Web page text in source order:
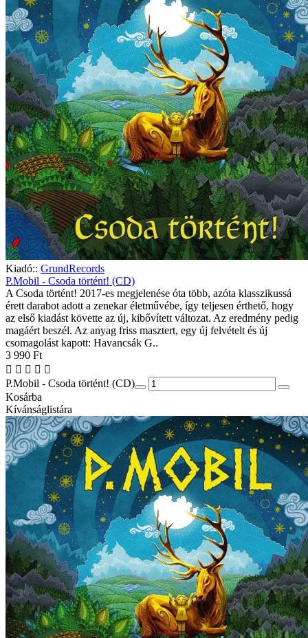
Kiadó:: GrundRecords
P.Mobil - Csoda történt! (CD)
A Csoda történt! 2017-es megjelenése óta több, azóta klasszikussá
érett darabot adott a zenekar életművébe, így teljesen érthető, hogy
az első kiadást követte az új, kibővített változat. Az eredmény pedig
magáért beszél. Az anyag friss masztert, egy új felvételt és új
csomagolást kapott: Havancsák G..
3 990 Ft
P.Mobil - Csoda történt! (CD)
Kosárba
Kívánságlistára